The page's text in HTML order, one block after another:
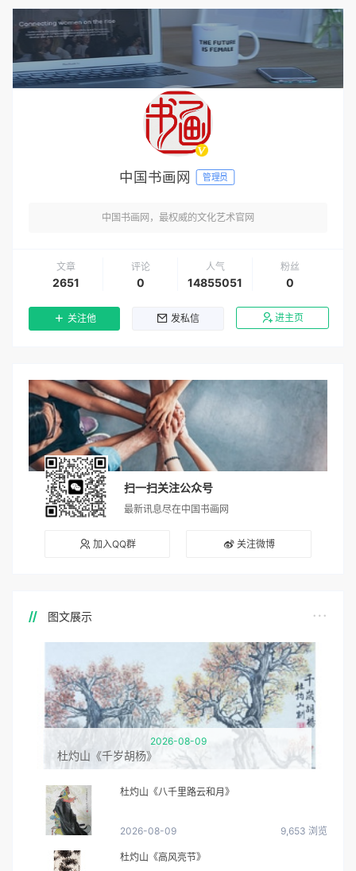
中国书画网 管理员
中国书画网，最权威的文化艺术官网
文章
2651
评论
0
人气
14855051
粉丝
0
关注他 发私信 进主页
扫一扫关注公众号
最新讯息尽在中国书画网
加入QQ群 关注微博
图文展示
2026-08-09
杜灼山《千岁胡杨》
杜灼山《八千里路云和月》
2026-08-09 9,653 浏览
杜灼山《高风亮节》